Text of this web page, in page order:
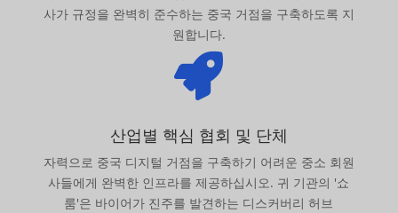
사가 규정을 완벽히 준수하는 중국 거점을 구축하도록 지
원합니다.

산업별 핵심 협회 및 단체
자력으로 중국 디지털 거점을 구축하기 어려운 중소 회원
사들에게 완벽한 인프라를 제공하십시오. 귀 기관의 '쇼
룸'은 바이어가 진주를 발견하는 디스커버리 허브